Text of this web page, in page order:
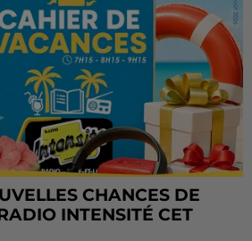
CHANCES DE
INTENSITÉ CET